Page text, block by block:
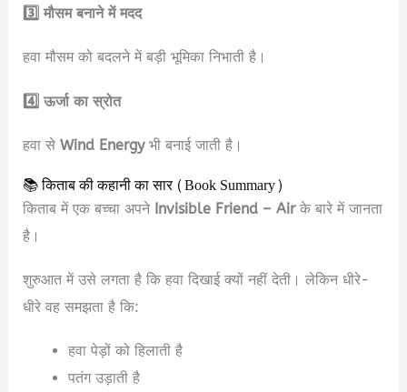
3️⃣ मौसम बनाने में मदद
हवा मौसम को बदलने में बड़ी भूमिका निभाती है।
4️⃣ ऊर्जा का स्रोत
हवा सेWind Energyभी बनाई जाती है।
📚 किताब की कहानी का सार (Book Summary)
किताब में एक बच्चा अपने Invisible Friend – Airके बारे में जानता
है।
शुरुआत में उसे लगता है कि हवा दिखाई क्यों नहीं देती। लेकिन धीरे-
धीरे वह समझता है कि:
हवा पेड़ों को हिलाती है
पतंग उड़ाती है